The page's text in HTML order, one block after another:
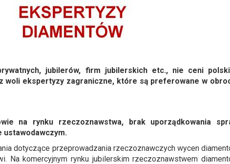
jubilerów, firm jubilerskich etc., nie ceni
woli ekspertyzy zagraniczne, które są preferowane w
na rynku rzeczoznawstwa, brak uporządkowania
ustawodawczym.
dotyczące przeprowadzania rzeczoznawczych wycen
Na komercyjnym rynku jubilerskim rzeczoznawstwem